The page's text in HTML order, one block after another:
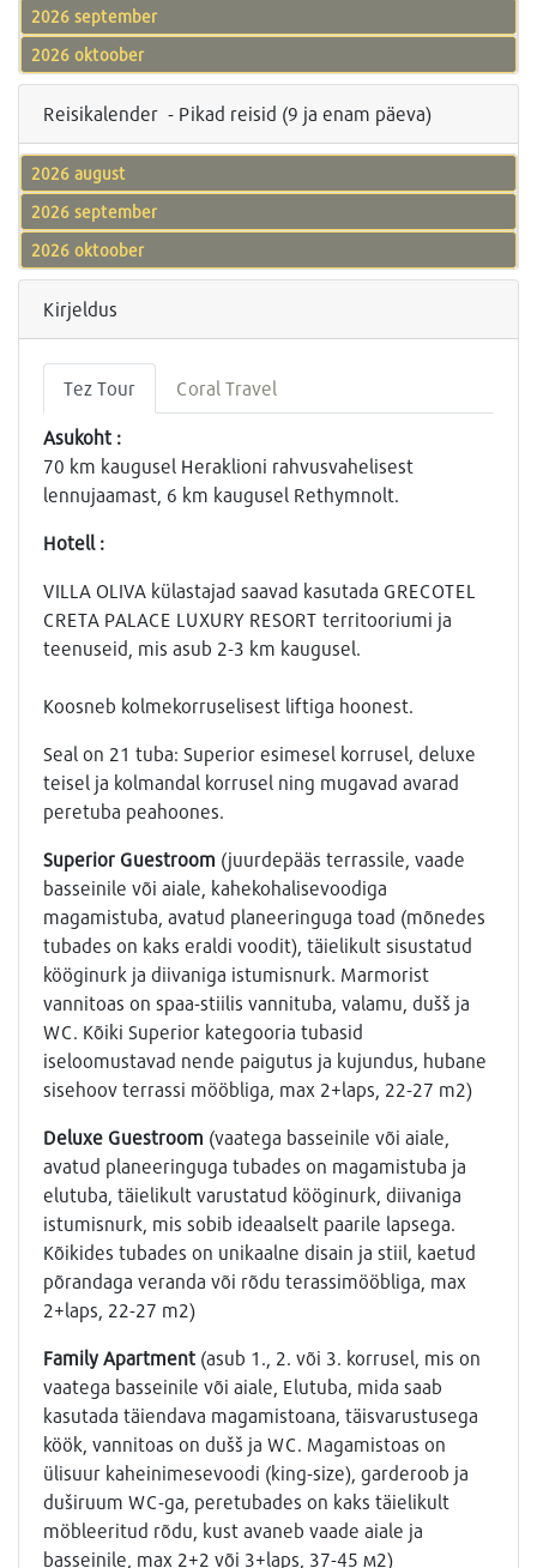
2026 september
2026 oktoober
Reisikalender - Pikad reisid (9 ja enam päeva)
2026 august
2026 september
2026 oktoober
Kirjeldus
Tez Tour Coral Travel
Asukoht :
70 km kaugusel Heraklioni rahvusvahelisest
lennujaamast, 6 km kaugusel Rethymnolt.
Hotell :
VILLA OLIVA külastajad saavad kasutada GRECOTEL
CRETA PALACE LUXURY RESORT territooriumi ja
teenuseid, mis asub 2-3 km kaugusel.
Koosneb kolmekorruselisest liftiga hoonest.
Seal on 21 tuba: Superior esimesel korrusel, deluxe
teisel ja kolmandal korrusel ning mugavad avarad
peretuba peahoones.
Superior Guestroom (juurdepääs terrassile, vaade
basseinile või aiale, kahekohalisevoodiga
magamistuba, avatud planeeringuga toad (mõnedes
tubades on kaks eraldi voodit), täielikult sisustatud
kööginurk ja diivaniga istumisnurk. Marmorist
vannitoas on spaa-stiilis vannituba, valamu, dušš ja
WC. Kõiki Superior kategooria tubasid
iseloomustavad nende paigutus ja kujundus, hubane
sisehoov terrassi mööbliga, max 2+laps, 22-27 m2)
Deluxe Guestroom (vaatega basseinile või aiale,
avatud planeeringuga tubades on magamistuba ja
elutuba, täielikult varustatud kööginurk, diivaniga
istumisnurk, mis sobib ideaalselt paarile lapsega.
Kõikides tubades on unikaalne disain ja stiil, kaetud
põrandaga veranda või rõdu terassimööbliga, max
2+laps, 22-27 m2)
Family Apartment (asub 1., 2. või 3. korrusel, mis on
vaatega basseinile või aiale, Elutuba, mida saab
kasutada täiendava magamistoana, täisvarustusega
köök, vannitoas on dušš ja WC. Magamistoas on
ülisuur kaheinimesevoodi (king-size), garderoob ja
duširuum WC-ga, peretubades on kaks täielikult
möbleeritud rõdu, kust avaneb vaade aiale ja
basseinile, max 2+2 või 3+laps, 37-45 м2)